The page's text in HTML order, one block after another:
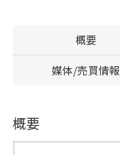
概要
媒体/売買情報
概要